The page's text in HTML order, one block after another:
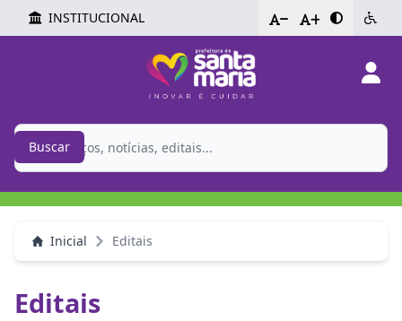
INSTITUCIONAL - +
Buscar
Inicial Editais
Editais